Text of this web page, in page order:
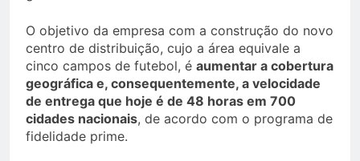
O objetivo da empresa com a construção do novo
centro de distribuição, cujo a área equivale a
cinco campos de futebol, é aumentar a cobertura
geográfica e, consequentemente, a velocidade
de entrega que hoje é de 48 horas em 700
cidades nacionais, de acordo com o programa de
fidelidade prime.